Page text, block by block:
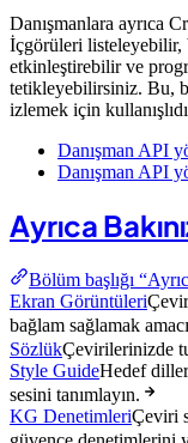
Danışmanlara ayrıca
İçgörüleri listeleyebilir,
etkinleştirebilir ve
tetikleyebilirsiniz. Bu,
izlemek için
Danışman API
Danışman API
Ayrıca
Bölüm başlığı
Ekran Görüntüleri
bağlam sağlamak
SözlükÇevirilerinizde
Style GuideHedef
sesini tanımlayın.
KG DenetimleriÇeviri